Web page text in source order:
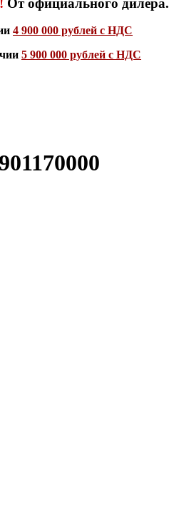
4 900 000 рублей с НДС
5 900 000 рублей с НДС